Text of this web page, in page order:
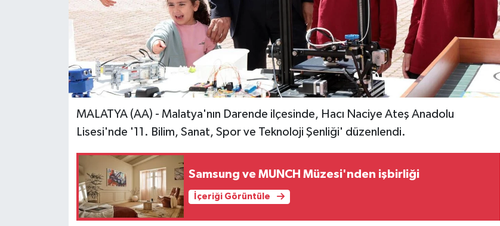
MALATYA (AA) - Malatya'nın Darende ilçesinde, Hacı Naciye Ateş Anadolu
Lisesi'nde '11. Bilim, Sanat, Spor ve Teknoloji Şenliği' düzenlendi.
Samsung ve MUNCH Müzesi'nden işbirliği
İçeriği Görüntüle